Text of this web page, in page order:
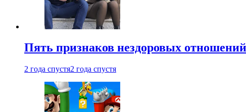
Пять признаков нездоровых
2 года спустя2 года спустя